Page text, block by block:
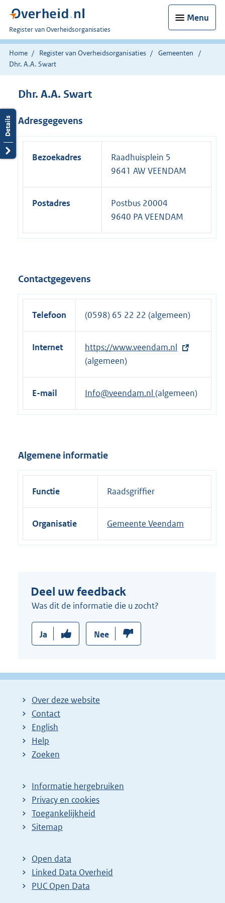
Menu
U
bent
nu
hier:
Register van Overheidsorganisaties
Home Register van Overheidsorganisaties
Gemeenten
Dhr. A.A. Swart
Dhr. A.A. Swart
Adresgegevens
Bezoekadres
Raadhuisplein 5
9641 AW VEENDAM
Postadres
Postbus 20004
9640 PA VEENDAM
Contactgegevens
Telefoon (0598) 65 22 22 (algemeen)
Internet
E
x
t
e
n
i
n
https://www.veendam.nl
(algemeen)
E-mail Info@veendam.nl (algemeen)
Algemene informatie
Functie Raadsgriffier
Organisatie Gemeente Veendam
Deel uw feedback
Was dit de informatie die u zocht?
Ja Nee
Over deze website
Contact
English
Help
Zoeken
Informatie hergebruiken
Privacy en cookies
Toegankelijkheid
Sitemap
Open data
Linked Data Overheid
PUC Open Data